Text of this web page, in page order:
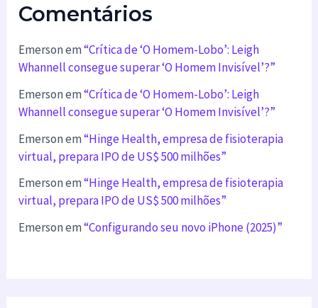
Comentários
Emersonem“Crítica de ‘O Homem-Lobo’: Leigh
Whannell consegue superar ‘O Homem Invisível’?”
Emersonem“Crítica de ‘O Homem-Lobo’: Leigh
Whannell consegue superar ‘O Homem Invisível’?”
Emersonem“Hinge Health, empresa de fisioterapia
virtual, prepara IPO de US$ 500 milhões”
Emersonem“Hinge Health, empresa de fisioterapia
virtual, prepara IPO de US$ 500 milhões”
Emersonem“Configurando seu novo iPhone (2025)”